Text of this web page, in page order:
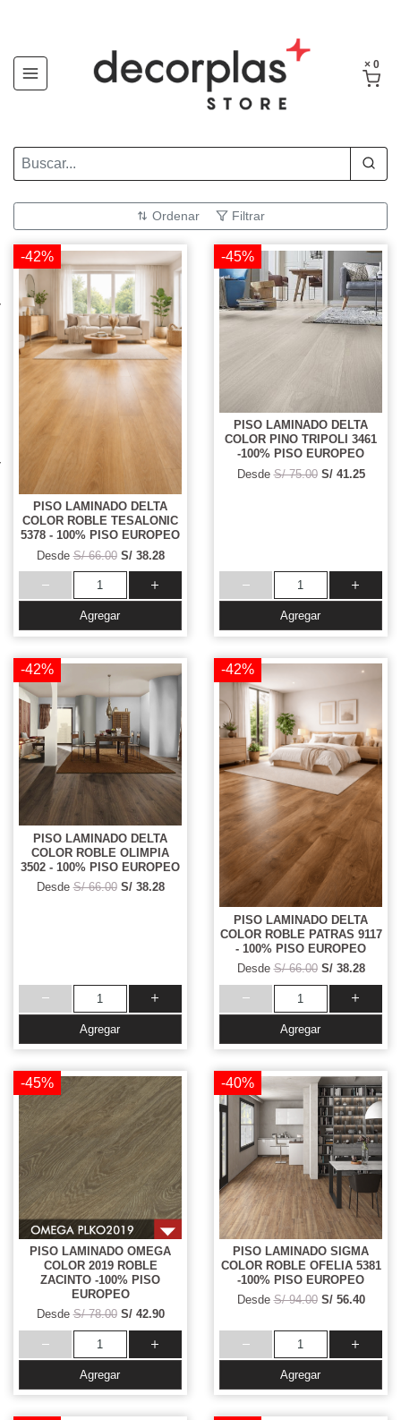
× 0
Ordenar Filtrar
-42%
PISO LAMINADO DELTA
COLOR ROBLE TESALONIC
5378 - 100% PISO EUROPEO
DesdeS/ 66.00 S/ 38.28
Agregar
-45%
PISO LAMINADO DELTA
COLOR PINO TRIPOLI 3461
-100% PISO EUROPEO
DesdeS/ 75.00 S/ 41.25
Agregar
-42%
PISO LAMINADO DELTA
COLOR ROBLE OLIMPIA
3502 - 100% PISO EUROPEO
DesdeS/ 66.00 S/ 38.28
Agregar
-42%
PISO LAMINADO DELTA
COLOR ROBLE PATRAS 9117
- 100% PISO EUROPEO
DesdeS/ 66.00 S/ 38.28
Agregar
-45%
PISO LAMINADO OMEGA
COLOR 2019 ROBLE
ZACINTO -100% PISO
EUROPEO
DesdeS/ 78.00 S/ 42.90
Agregar
-40%
PISO LAMINADO SIGMA
COLOR ROBLE OFELIA 5381
-100% PISO EUROPEO
DesdeS/ 94.00 S/ 56.40
Agregar